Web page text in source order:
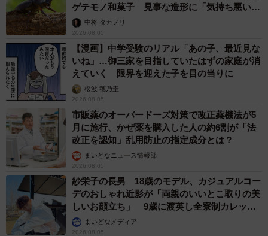
ゲテモノ和菓子 見事な造形に「気持ち悪いく
らいリアル」
中将 タカノリ
2026.08.05
【漫画】中学受験のリアル「あの子、最近見な
いね」…御三家を目指していたはずの家庭が消
えていく 限界を迎えた子を目の当りに
松波 穂乃圭
2026.08.05
市販薬のオーバードーズ対策で改正薬機法が5
月に施行、かぜ薬を購入した人の約6割が「法
改正を認知」乱用防止の指定成分とは？
まいどなニュース情報部
2026.08.05
紗栄子の長男 18歳のモデル、カジュアルコー
デのおしゃれ近影が「両親のいいとこ取りの美
しいお顔立ち」 9歳に渡英し全寮制カレッジ
で学ぶまいどなメディア
2026.08.05